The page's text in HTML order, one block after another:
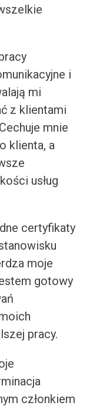
i
mi
z klientami
mnie
klienta, a
usług
certyfikaty
moje
gotowy
pracy.
członkiem